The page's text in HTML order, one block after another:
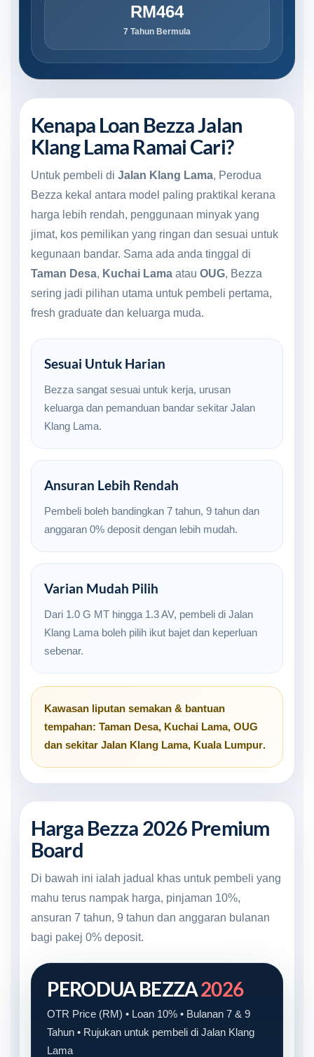
RM464
7 Tahun Bermula
Kenapa Loan Bezza Jalan
Klang Lama Ramai Cari?
Untuk pembeli di Jalan Klang Lama, Perodua
Bezza kekal antara model paling praktikal kerana
harga lebih rendah, penggunaan minyak yang
jimat, kos pemilikan yang ringan dan sesuai untuk
kegunaan bandar. Sama ada anda tinggal di
Taman Desa, Kuchai Lama atau OUG, Bezza
sering jadi pilihan utama untuk pembeli pertama,
fresh graduate dan keluarga muda.
Sesuai Untuk Harian
Bezza sangat sesuai untuk kerja, urusan
keluarga dan pemanduan bandar sekitar Jalan
Klang Lama.
Ansuran Lebih Rendah
Pembeli boleh bandingkan 7 tahun, 9 tahun dan
anggaran 0% deposit dengan lebih mudah.
Varian Mudah Pilih
Dari 1.0 G MT hingga 1.3 AV, pembeli di Jalan
Klang Lama boleh pilih ikut bajet dan keperluan
sebenar.
Kawasan liputan semakan & bantuan
tempahan: Taman Desa, Kuchai Lama, OUG
dan sekitar Jalan Klang Lama, Kuala Lumpur.
Harga Bezza 2026 Premium
Board
Di bawah ini ialah jadual khas untuk pembeli yang
mahu terus nampak harga, pinjaman 10%,
ansuran 7 tahun, 9 tahun dan anggaran bulanan
bagi pakej 0% deposit.
PERODUA BEZZA2026
OTR Price (RM) • Loan 10% • Bulanan 7 & 9
Tahun • Rujukan untuk pembeli di Jalan Klang
Lama